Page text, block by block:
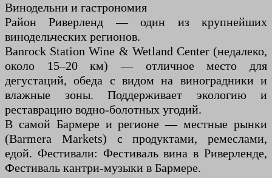
Винодельни и гастрономия
Район Риверленд — один из крупнейших
винодельческих регионов.
Banrock Station Wine & Wetland Center (недалеко,
около 15–20 км) — отличное место для
дегустаций, обеда с видом на виноградники и
влажные зоны. Поддерживает экологию и
реставрацию водно-болотных угодий.
В самой Бармере и регионе — местные рынки
(Barmera Markets) с продуктами, ремеслами,
едой. Фестивали: Фестиваль вина в Риверленде,
Фестиваль кантри-музыки в Бармере.